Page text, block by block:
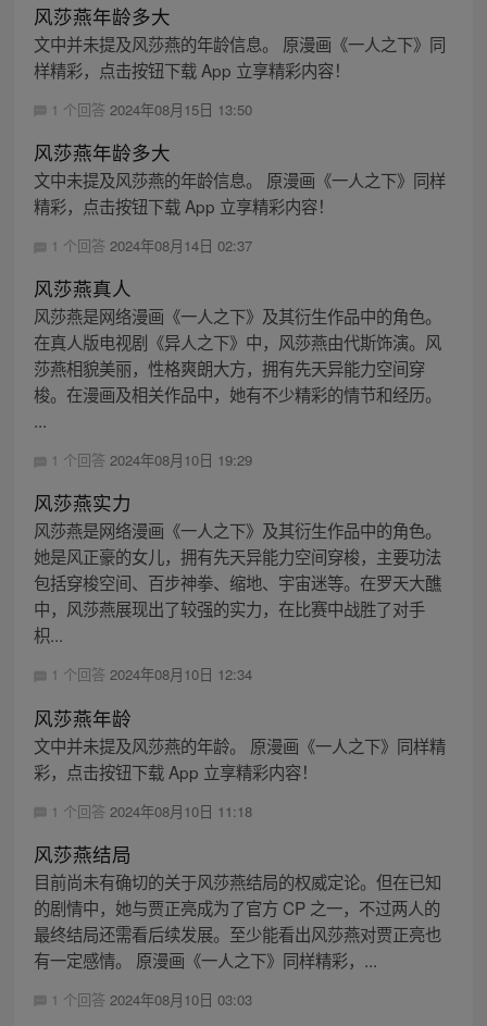
风莎燕年龄多大
文中并未提及风莎燕的年龄信息。 原漫画《一人之下》同
样精彩，点击按钮下载 App 立享精彩内容！
1 个回答 2024年08月15日 13:50
风莎燕年龄多大
文中未提及风莎燕的年龄信息。 原漫画《一人之下》同样
精彩，点击按钮下载 App 立享精彩内容！
1 个回答 2024年08月14日 02:37
风莎燕真人
风莎燕是网络漫画《一人之下》及其衍生作品中的角色。
在真人版电视剧《异人之下》中，风莎燕由代斯饰演。风
莎燕相貌美丽，性格爽朗大方，拥有先天异能力空间穿
梭。在漫画及相关作品中，她有不少精彩的情节和经历。
...
1 个回答 2024年08月10日 19:29
风莎燕实力
风莎燕是网络漫画《一人之下》及其衍生作品中的角色。
她是风正豪的女儿，拥有先天异能力空间穿梭，主要功法
包括穿梭空间、百步神拳、缩地、宇宙迷等。在罗天大醮
中，风莎燕展现出了较强的实力，在比赛中战胜了对手
枳...
1 个回答 2024年08月10日 12:34
风莎燕年龄
文中并未提及风莎燕的年龄。 原漫画《一人之下》同样精
彩，点击按钮下载 App 立享精彩内容！
1 个回答 2024年08月10日 11:18
风莎燕结局
目前尚未有确切的关于风莎燕结局的权威定论。但在已知
的剧情中，她与贾正亮成为了官方 CP 之一，不过两人的
最终结局还需看后续发展。至少能看出风莎燕对贾正亮也
有一定感情。 原漫画《一人之下》同样精彩，...
1 个回答 2024年08月10日 03:03